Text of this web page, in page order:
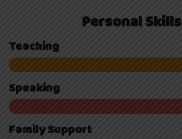
Personal Skills
Teaching
Speaking
Family Support